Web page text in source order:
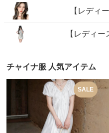
【レディ
【レディ
チャイナ服 人気アイテム
SALE